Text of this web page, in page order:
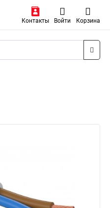
Контакты Войти Корзина